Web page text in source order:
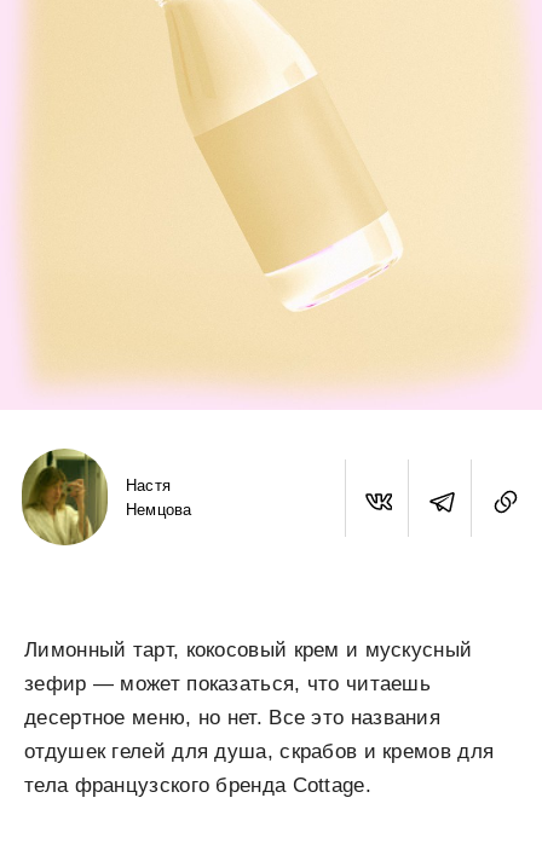
Настя
Немцова
Лимонный тарт, кокосовый крем и мускусный
зефир — может показаться, что читаешь
десертное меню, но нет. Все это названия
отдушек гелей для душа, скрабов и кремов для
тела французского бренда Cottage.